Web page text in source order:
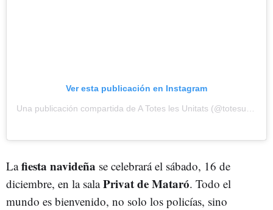
Ver esta publicación en Instagram
Lafiesta navideña se celebrará el sábado, 16 de
diciembre, en la salaPrivat de Mataró. Todo el
mundo es bienvenido, no solo los policías, sino